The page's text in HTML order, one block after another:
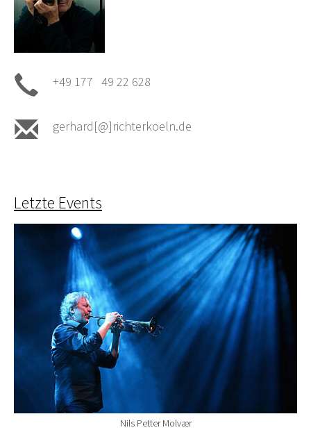
+49 177 49 22 628
gerhard[@]richterkoeln.de
Letzte Events
Nils Petter Molvær